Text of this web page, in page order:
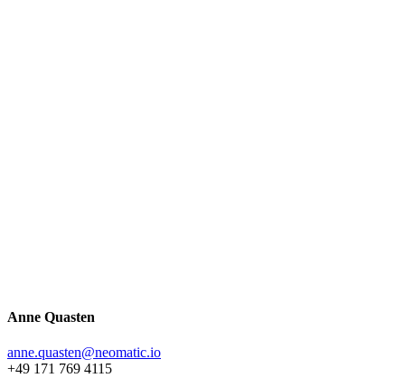
Anne Quasten
anne.quasten@neomatic.io
+49 171 769 4115